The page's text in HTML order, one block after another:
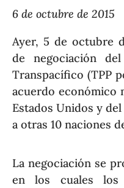
6 de octubre de 2015
Ayer, 5 de octubre
de negociación
Transpacífico (TPP
acuerdo económico
Estados Unidos y
a otras 10 naciones
La negociación se
en los cuales